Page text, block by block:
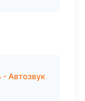
- Автозвук